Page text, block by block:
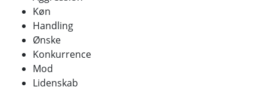
Køn
Handling
Ønske
Konkurrence
Mod
Lidenskab